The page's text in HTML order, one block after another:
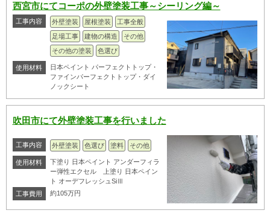
西宮市にてコーポの外壁塗装工事～シーリング編～
工事内容 外壁塗装 屋根塗装
工事全般
足場工事
建物の構造
その他
その他の塗装
色選び
使用材料
日本ペイント パーフェクトトップ・
ファインパーフェクトトップ・ダイ
ノックシート
吹田市にて外壁塗装工事を行いました
工事内容 外壁塗装 色選び 塗料 その他
使用材料
下塗り 日本ペイント アンダーフィラ
ー弾性エクセル 上塗り 日本ペイン
ト オーデフレッシュSiⅢ
工事費用
約105万円